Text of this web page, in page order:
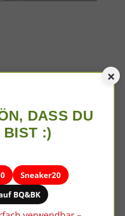
×
DASS DU
BIST :)
Sneaker20
BQ&BK